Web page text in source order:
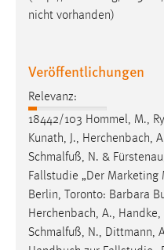
nicht vorhanden)
Veröffentlichungen
Relevanz:
18442/103 Hommel, M.,
Kunath, J., Herchenbach,
Schmalfuß, N. &
Fallstudie „Der Marketing
Berlin, Toronto: Barbara
Herchenbach, A., Handke,
Schmalfuß, N., Dittmann,